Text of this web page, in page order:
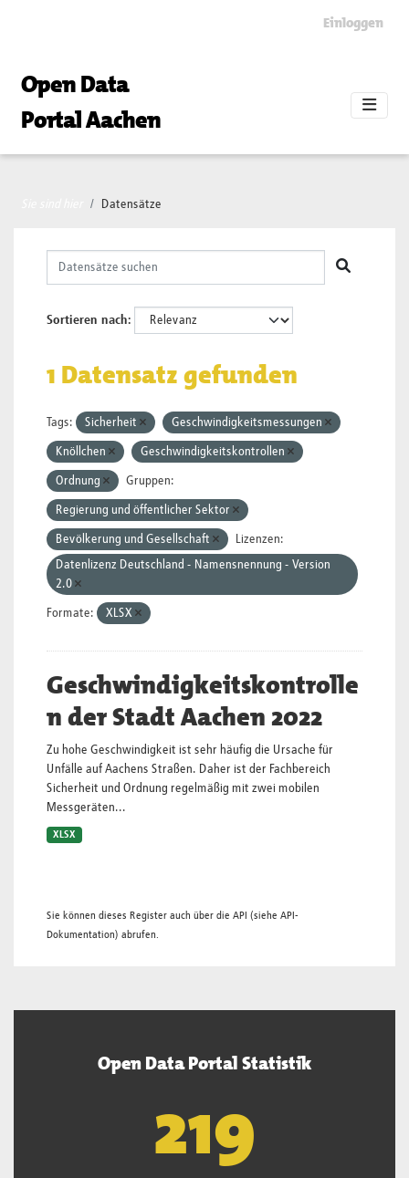
Einloggen
Open Data
Portal Aachen
Datensätze
Sortieren nach
1 Datensatz gefunden
Tags: Sicherheit Geschwindigkeitsmessungen
Knöllchen Geschwindigkeitskontrollen
Ordnung Gruppen:
Regierung und öffentlicher Sektor
Bevölkerung und Gesellschaft
Lizenzen:
Datenlizenz Deutschland - Namensnennung - Version
2.0
Formate: XLSX
Geschwindigkeitskontrolle
n der Stadt Aachen 2022
Zu hohe Geschwindigkeit ist sehr häufig die Ursache für
Unfälle auf Aachens Straßen. Daher ist der Fachbereich
Sicherheit und Ordnung regelmäßig mit zwei mobilen
Messgeräten...
XLSX
Sie können dieses Register auch über die API (siehe API-
Dokumentation) abrufen.
Open Data Portal Statistik
221